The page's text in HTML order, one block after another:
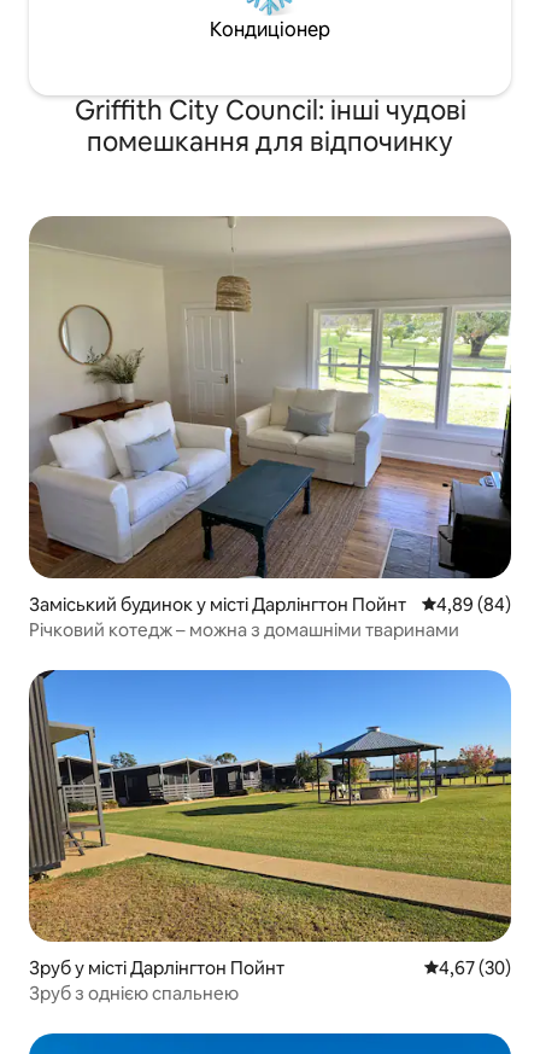
Кондиціонер
Griffith City Council: інші чудові
помешкання для відпочинку
Заміський будинок у місті Дарлінгтон Пойнт Середня
4,89 (84)
Річковий котедж – можна з домашніми тваринами
Зруб у місті Дарлінгтон Пойнт Середня
4,67 (30)
Зруб з однією спальнею